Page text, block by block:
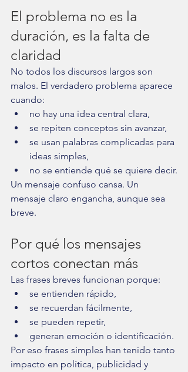
El problema no es la
duración, es la falta de
claridad
No todos los discursos largos son
malos. El verdadero problema aparece
cuando:
no hay una idea central clara,
se repiten conceptos sin avanzar,
se usan palabras complicadas para
ideas simples,
no se entiende qué se quiere decir.
Un mensaje confuso cansa. Un
mensaje claro engancha, aunque sea
breve.
Por qué los mensajes
cortos conectan más
Las frases breves funcionan porque:
se entienden rápido,
se recuerdan fácilmente,
se pueden repetir,
generan emoción o identificación.
Por eso frases simples han tenido tanto
impacto en política, publicidad y